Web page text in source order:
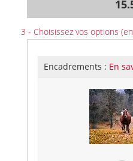
3 - Choisissez vos options
Encadrements : En